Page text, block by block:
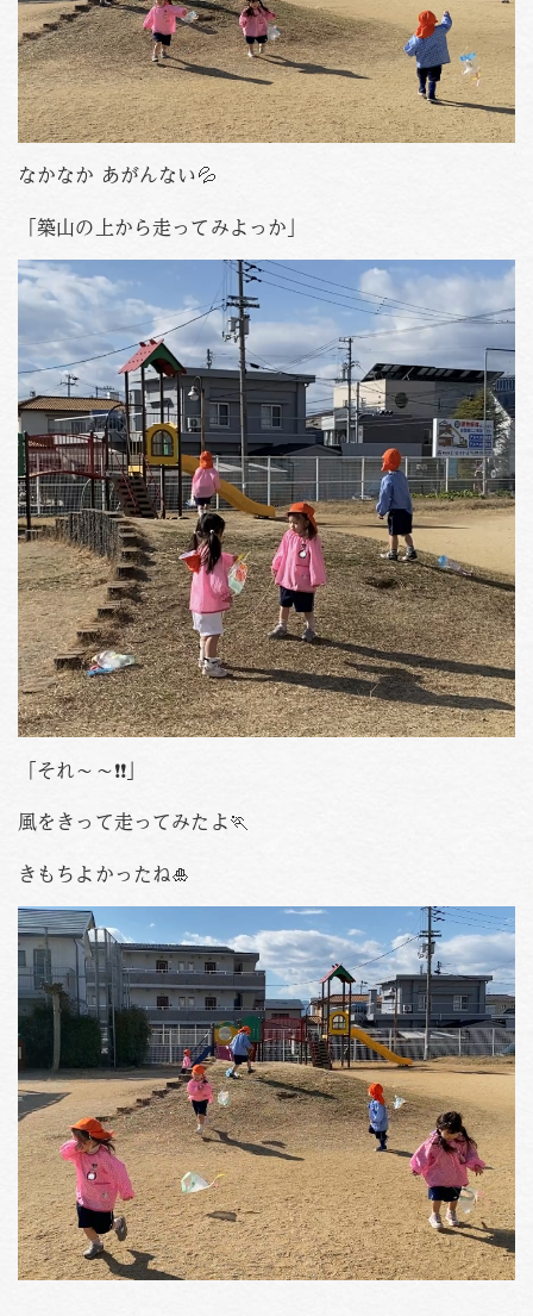
なかなか あがんない💦
「築山の上から走ってみよっか」
「それ～～❗❗」
風をきって走ってみたよ🏃
きもちよかったね🎍